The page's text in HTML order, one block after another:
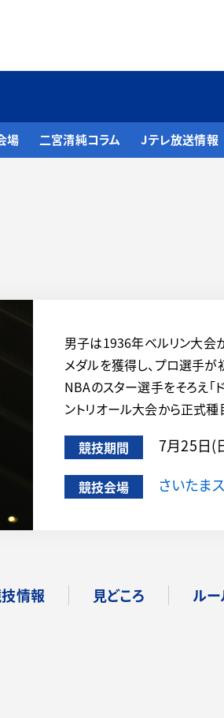
場 二宮清純コラム Jテレ放送情報
男子は1936年ベルリン大会
メダルを獲得し、プロ選手
NBAのスター選手をそろえ「
ントリオール大会から正式種
競技期間 7月25日(
競技会場 さいたま
情報 見どころ ル